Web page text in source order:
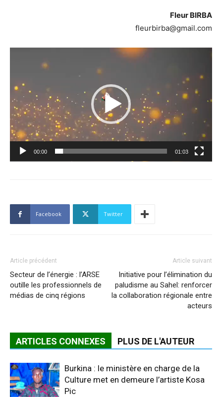
Fleur BIRBA
fleurbirba@gmail.com
Lecteur
00:00 01:03
Facebook Twitter
Article précédent
Secteur de l’énergie : l’ARSE
outille les professionnels de
médias de cinq régions
Article suivant
Initiative pour l’élimination du
paludisme au Sahel: renforcer
la collaboration régionale entre
acteurs
ARTICLES CONNEXES PLUS DE L'AUTEUR
Burkina : le ministère en charge de la
Culture met en demeure l’artiste Kosa
Pic